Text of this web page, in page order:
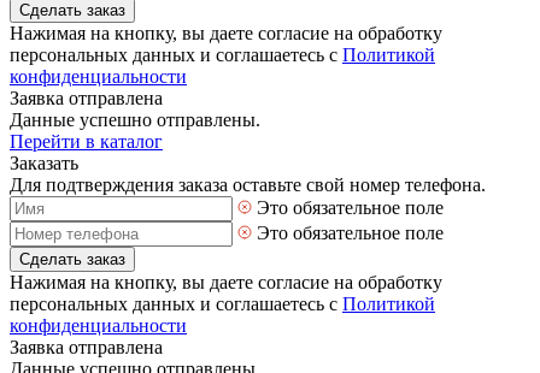
Сделать заказ
Нажимая на кнопку, вы даете согласие на обработку
персональных данных и соглашаетесь с Политикой
конфиденциальности
Заявка отправлена
Данные успешно отправлены.
Перейти в каталог
Заказать
Для подтверждения заказа оставьте свой номер телефона.
Это обязательное поле
Это обязательное поле
Сделать заказ
Нажимая на кнопку, вы даете согласие на обработку
персональных данных и соглашаетесь с Политикой
конфиденциальности
Заявка отправлена
Данные успешно отправлены.